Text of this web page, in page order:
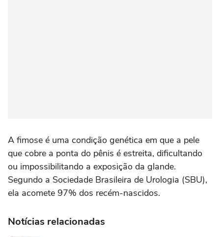
A fimose é uma condição genética em que a pele
que cobre a ponta do pênis é estreita, dificultando
ou impossibilitando a exposição da glande.
Segundo a Sociedade Brasileira de Urologia (SBU),
ela acomete 97% dos recém-nascidos.
Notícias relacionadas